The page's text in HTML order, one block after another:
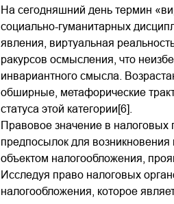
На сегодняшний день термин
социально-гуманитарных
явления, виртуальная
ракурсов осмысления, что
инвариантного смысла.
обширные, метафорические
статуса этой категории[6].
Правовое значение в
предпосылок для
объектом налогообложения,
Исследуя право налоговых
налогообложения, которое